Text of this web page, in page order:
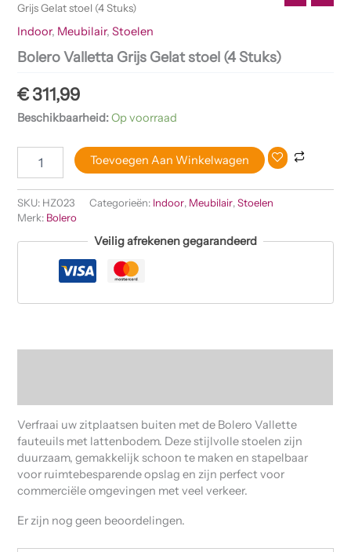
Grijs Gelat stoel (4 Stuks)
Indoor, Meubilair,Stoelen
Bolero Valletta Grijs Gelat stoel (4 Stuks)
€311,99
Beschikbaarheid:Op voorraad
Toevoegen Aan Winkelwagen
SKU: HZ023 Categorieën: Indoor, Meubilair,Stoelen
Merk: Bolero
Veilig afrekenen gegarandeerd
Verfraai uw zitplaatsen buiten met de Bolero Vallette
fauteuils met lattenbodem. Deze stijlvolle stoelen zijn
duurzaam, gemakkelijk schoon te maken en stapelbaar
voor ruimtebesparende opslag en zijn perfect voor
commerciële omgevingen met veel verkeer.
Er zijn nog geen beoordelingen.